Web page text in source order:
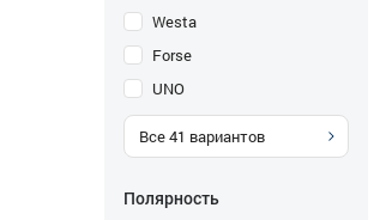
Westa
Forse
UNO
Все41 вариантов
Полярность